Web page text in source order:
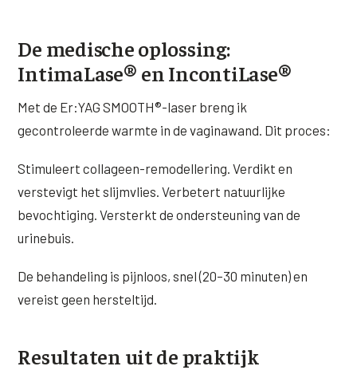
XL Hair
Alle behandelingen →
De medische oplossing:
IntimaLase® en IncontiLase®
Met de Er:YAG SMOOTH®-laser breng ik
gecontroleerde warmte in de vaginawand. Dit proces:
Stimuleert collageen-remodellering. Verdikt en
verstevigt het slijmvlies. Verbetert natuurlijke
bevochtiging. Versterkt de ondersteuning van de
urinebuis.
De behandeling is pijnloos, snel (20–30 minuten) en
vereist geen hersteltijd.
Resultaten uit de praktijk